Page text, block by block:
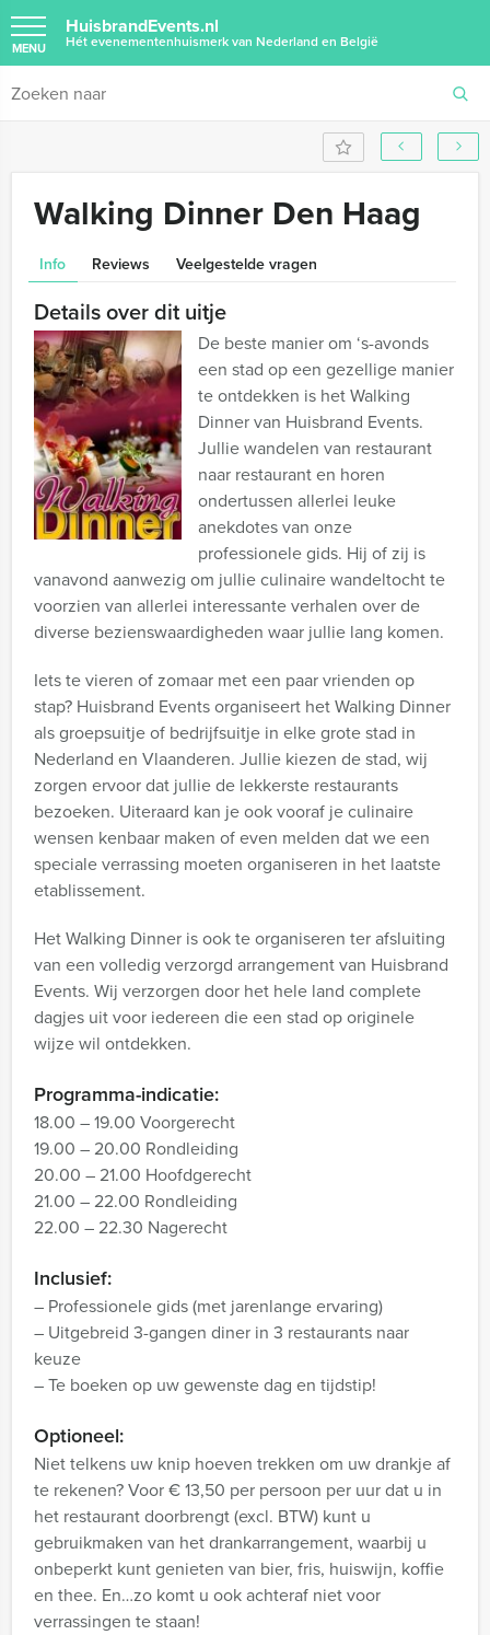
HuisbrandEvents.nl
Hét evenementenhuismerk van Nederland en België
MENU
Walking Dinner Den Haag
Info Reviews Veelgestelde vragen
Details over dit uitje
De beste manier om ‘s-avonds
een stad op een gezellige manier
te ontdekken is het Walking
Dinner van Huisbrand Events.
Jullie wandelen van restaurant
naar restaurant en horen
ondertussen allerlei leuke
anekdotes van onze
professionele gids. Hij of zij is
vanavond aanwezig om jullie culinaire wandeltocht te
voorzien van allerlei interessante verhalen over de
diverse bezienswaardigheden waar jullie lang komen.
Iets te vieren of zomaar met een paar vrienden op
stap? Huisbrand Events organiseert het Walking Dinner
als groepsuitje of bedrijfsuitje in elke grote stad in
Nederland en Vlaanderen. Jullie kiezen de stad, wij
zorgen ervoor dat jullie de lekkerste restaurants
bezoeken. Uiteraard kan je ook vooraf je culinaire
wensen kenbaar maken of even melden dat we een
speciale verrassing moeten organiseren in het laatste
etablissement.
Het Walking Dinner is ook te organiseren ter afsluiting
van een volledig verzorgd arrangement van Huisbrand
Events. Wij verzorgen door het hele land complete
dagjes uit voor iedereen die een stad op originele
wijze wil ontdekken.
Programma-indicatie:
18.00 – 19.00 Voorgerecht
19.00 – 20.00 Rondleiding
20.00 – 21.00 Hoofdgerecht
21.00 – 22.00 Rondleiding
22.00 – 22.30 Nagerecht
Inclusief:
– Professionele gids (met jarenlange ervaring)
– Uitgebreid 3-gangen diner in 3 restaurants naar
keuze
– Te boeken op uw gewenste dag en tijdstip!
Optioneel:
Niet telkens uw knip hoeven trekken om uw drankje af
te rekenen? Voor € 13,50 per persoon per uur dat u in
het restaurant doorbrengt (excl. BTW) kunt u
gebruikmaken van het drankarrangement, waarbij u
onbeperkt kunt genieten van bier, fris, huiswijn, koffie
en thee. En…zo komt u ook achteraf niet voor
verrassingen te staan!